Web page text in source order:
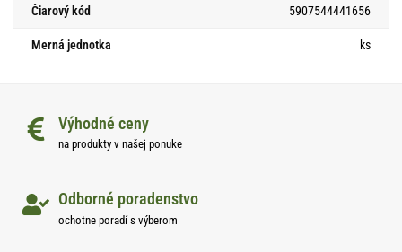
Čiarový kód 5907544441656
Merná jednotka ks
Výhodné ceny
na produkty v našej ponuke
Odborné poradenstvo
ochotne poradí s výberom